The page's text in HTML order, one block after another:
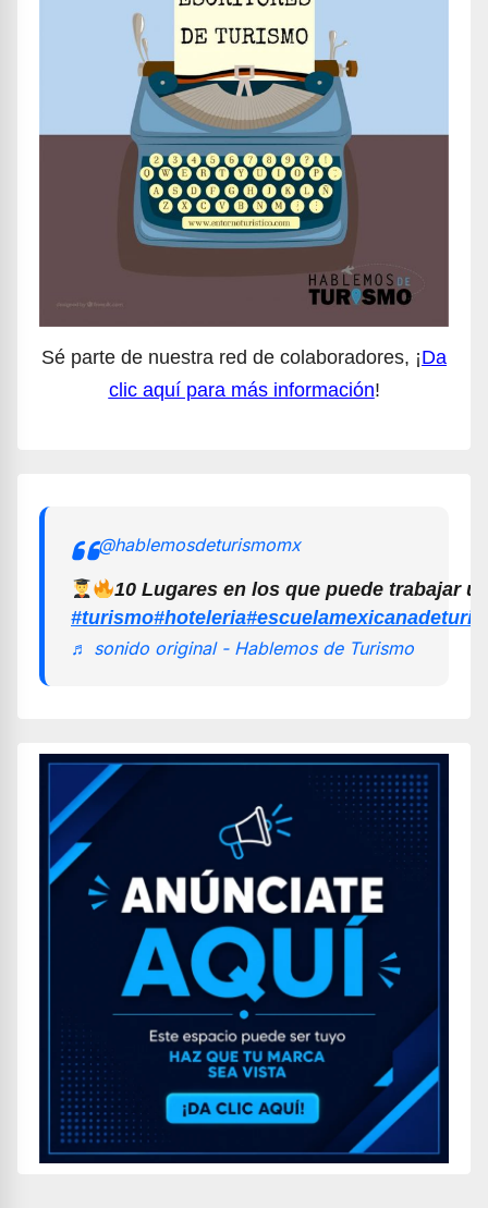
Sé parte de nuestra red de colaboradores, ¡Da
clic aquí para más información!
@hablemosdeturismomx
10 Lugares en los que puede trabajar
#turismo#hoteleria
♬ sonido original - Hablemos de Turismo